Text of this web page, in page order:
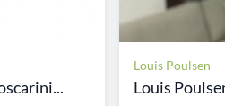
Louis Poulsen
Louis